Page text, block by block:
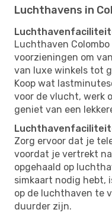
Luchthavens in
Luchthaven
voorzieningen om
van luxe winkels tot
Koop wat
voor de vlucht, werk
geniet van een
Zorg ervoor dat je
voordat je vertrekt
opgehaald op
simkaart nodig hebt,
op de luchthaven te
duurder zijn.